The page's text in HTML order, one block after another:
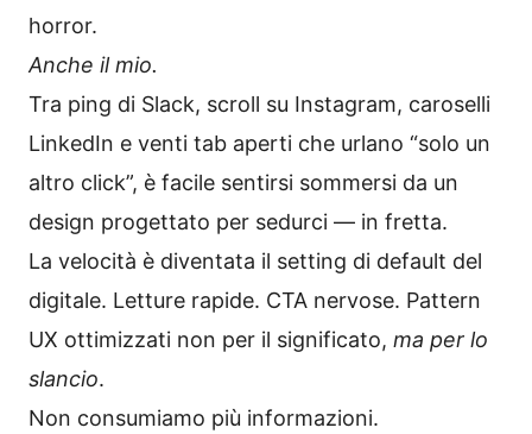
horror.
Anche il mio.
Tra ping di Slack, scroll su Instagram, caroselli
LinkedIn e venti tab aperti che urlano “solo un
altro click”, è facile sentirsi sommersi da un
design progettato per sedurci — in fretta.
La velocità è diventata il setting di default del
digitale. Letture rapide. CTA nervose. Pattern
UX ottimizzati non per il significato, ma per lo
slancio.
Non consumiamo più informazioni.